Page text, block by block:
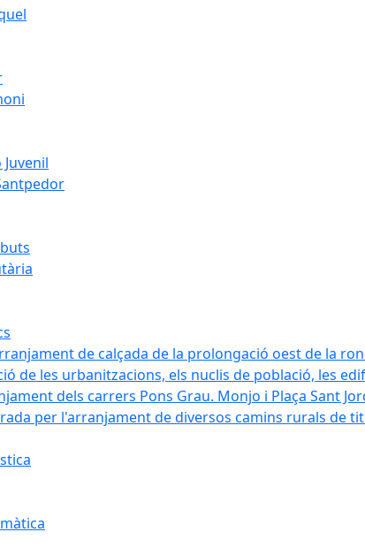
de calçada de la prolongació oest de la
de les urbanitzacions, els nuclis de població, les
dels carrers Pons Grau. Monjo i Plaça Sant
per l'arranjament de diversos camins rurals de